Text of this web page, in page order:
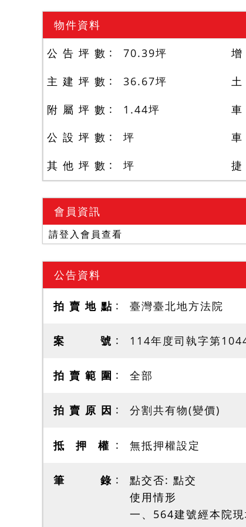
物件資料
公 告 坪 數
70.39坪
主 建 坪 數
36.67坪
附 屬 坪 數
1.44坪
公 設 坪 數
坪
其 他 坪 數
坪
增
車
車
會員資訊
請登入會員查看
公告資料
拍 賣 地 點 臺灣臺北地方法院
案 號 114年度司執字第
拍 賣 範 圍 全部
拍 賣 原 因 分割共有物(變價)
抵 押 權 無抵押權設定
筆 錄
點交否: 點交
使用情形
一、564建號經本院